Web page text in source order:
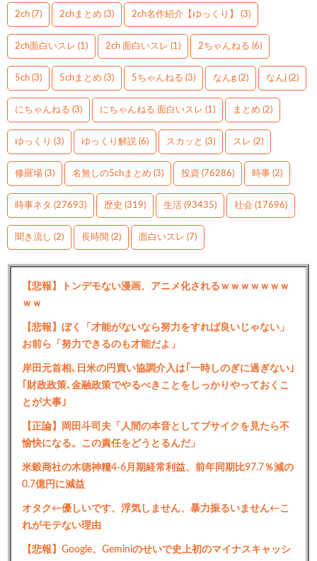
2ch (7) 2chまとめ (3) 2ch名作紹介【ゆっくり】 (3)
2ch面白いスレ (1) 2ch 面白いスレ (1) 2ちゃんねる (6)
5ch (3) 5chまとめ (3) 5ちゃんねる (3) なんg (2) なんj (2)
にちゃんねる (3) にちゃんねる 面白いスレ (1) まとめ (2)
ゆっくり (3) ゆっくり解説 (6) スカッと (3) スレ (2)
修羅場 (3) 名無しの5chまとめ (3) 投資 (76286) 時事 (2)
時事ネタ (27693) 歴史 (319) 生活 (93435) 社会 (17696)
聞き流し (2) 長時間 (2) 面白いスレ (7)
【悲報】トンデモない漫画、アニメ化されるｗｗｗｗｗｗｗ
ｗｗ
【悲報】ぼく「才能がないなら努力をすれば良いじゃない」
お前ら「努力できるのも才能だよ」
岸田元首相､日米の円買い協調介入は｢一時しのぎに過ぎない｣
｢財政政策､金融政策でやるべきことをしっかりやっておくこ
とが大事｣
【正論】岡田斗司夫「人間の本音としてブサイクを見たら不
愉快になる。この責任をどうとるんだ」
米穀商社の木徳神糧4-6月期経常利益、前年同期比97.7％減の
0.7億円に減益
オタク←優しいです、浮気しません、暴力振るいません←こ
れがモテない理由
【悲報】Google、Geminiのせいで史上初のマイナスキャッシ